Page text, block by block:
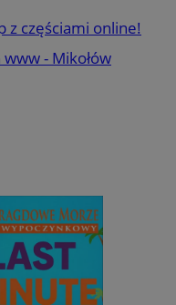
z częściami online!
- Mikołów